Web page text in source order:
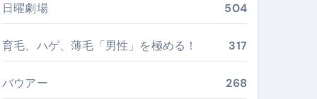
。いま選ばれている新定番ドメイン
レ #美容 #健康 #雑学 #ナレーター #小林将大
#美容 #健康 #雑学 #ナレーター #小林将大
日曜劇場 504
育毛、ハゲ、薄毛「男性」を極める！ 317
バウアー 268